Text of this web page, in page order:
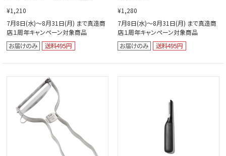
¥1,210
7月8日(水)～8月31日(月) まで真造商
店１周年キャンペーン対象商品
¥1,280
7月8日(水)～8月31日(月) まで真造商
店１周年キャンペーン対象商品